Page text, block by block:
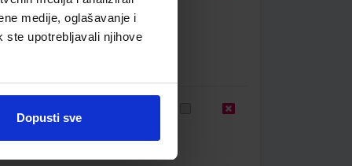
medije, oglašavanje i
ste upotrebljavali njihove
Dopusti sve